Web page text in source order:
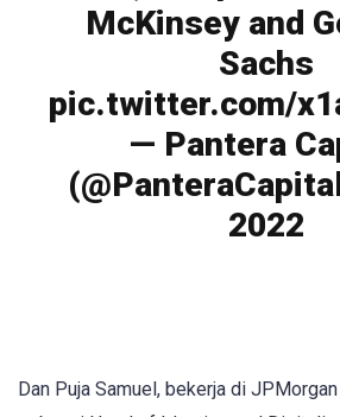
McKinsey and
Sachs
pic.twitter.com/
— Pantera
2022
Dan Puja Samuel, bekerja di